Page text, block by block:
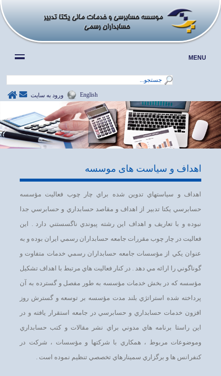
MENU
ورود به سايت English
اهداف و سیاست های موسسه
اهداف و سياستهاي تدوين شده براي چار چوب فعاليت مؤسسه
حسابرسي يكتا تدبير از اهداف و مقاصد حسابداري و حسابرسي جدا
نبوده و با تعاريف و اهداف اين رشته پيوندي ناگسستني دارد . اين
فعاليت در چار چوب مقررات جامعه حسابداران رسمي ايران بوده و به
عنوان يكي از مؤسسات جامعه حسابداران رسمي خدمات متفاوت و
گوناگوني را ارائه مي دهد . در كنار فعاليت هاي مرتبط با اهداف تشكيل
مؤسسه كه در بخش خدمات مؤسسه به طور مفصل و گسترده به آن
پرداخته شده استراتژي بلند مدت مؤسسه بر توسعه و گسترش روز
افزون خدمات حسابداري و حسابرسي در جامعه استقرار يافته و در
اين راستا برنامه هاي مدوني براي نشر مقالات و كتب حسابداري
وموضوعات مربوط ، همكاري با شركتها و مؤسسات ، شركت در
كنفرانس ها و برگزاري سمينارهاي تخصصي تنظيم نموده است .